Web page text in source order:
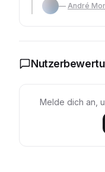
— André
Melde dich an,